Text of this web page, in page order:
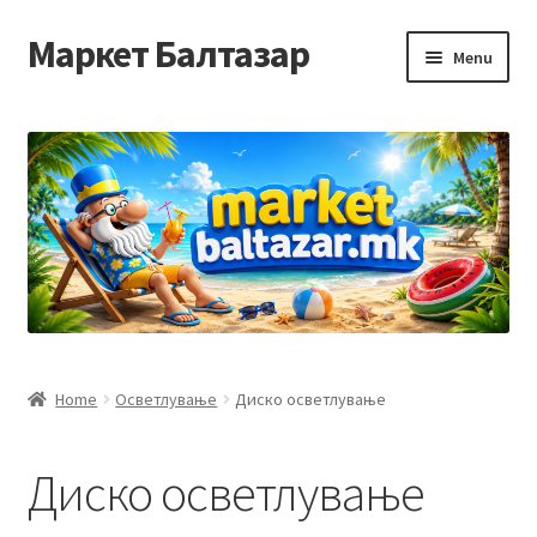
Skip
to
Skip
to
Маркет Балтазар Menu
Checkout
Homepage
Privacy Policy
Корисничка подршка
Home Осветлување Диско осветлување
Диско осветлување